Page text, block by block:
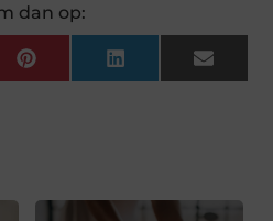
dan op:
PinterestLinkedInEmail